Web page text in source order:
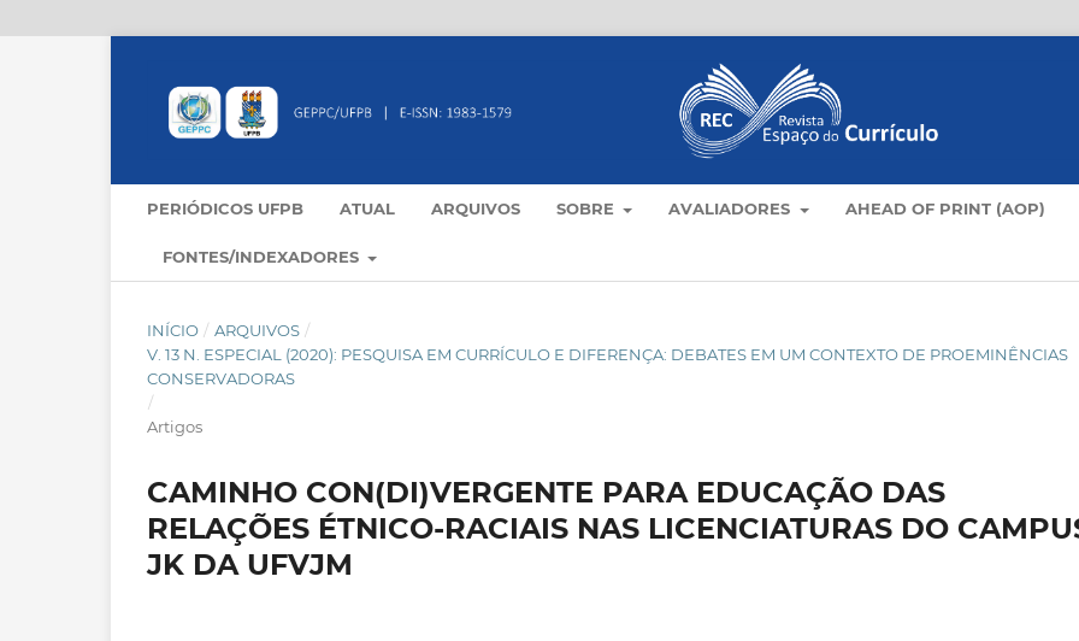
PERIÓDICOS UFPB ATUAL ARQUIVOS SOBRE AVALIADORES AHEAD OF PRINT (AOP)
FONTES/INDEXADORES
INÍCIO / ARQUIVOS /
V. 13 N. ESPECIAL (2020): PESQUISA EM CURRÍCULO E DIFERENÇA: DEBATES EM UM CONTEXTO DE PROEMINÊNCIAS
CONSERVADORAS
/
Artigos
CAMINHO CON(DI)VERGENTE PARA EDUCAÇÃO DAS
RELAÇÕES ÉTNICO-RACIAIS NAS LICENCIATURAS DO
JK DA UFVJM